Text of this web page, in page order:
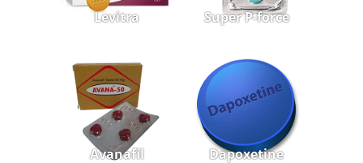
Levitra Super P-force
Avanafil Dapoxetine